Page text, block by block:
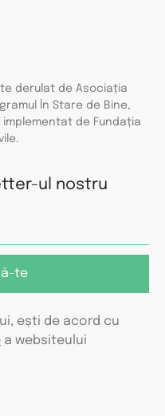
derulat de Asociația
În Stare de Bine,
de Fundația
ul nostru
te
ești de acord cu
a websiteului